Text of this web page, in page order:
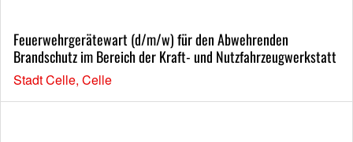
Feuerwehrgerätewart (d/m/w) für den Abwehrenden
Brandschutz im Bereich der Kraft- und Nutzfahrzeugwerkstatt
Stadt Celle, Celle